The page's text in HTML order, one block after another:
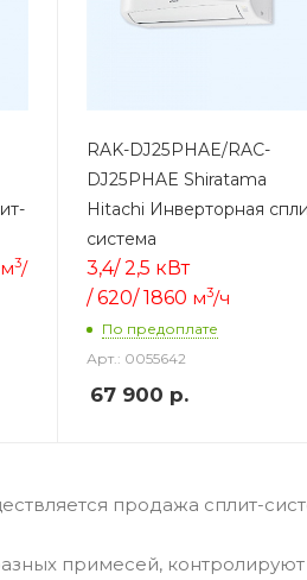
м3/
RAK-DJ25PHAE/RAC-
DJ25PHAE Shiratama
Hitachi Инверторная
система
3,4/ 2,5 кВт
/ 620/ 1860 м3/ч
По предоплате
Арт.: 0055642
67 900 р.
продажа сплит-
примесей,